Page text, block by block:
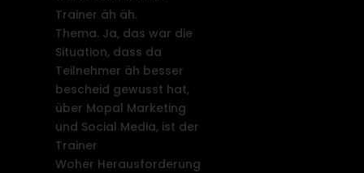
Trainer äh äh.
Thema. Ja, das war die
Situation, dass da
Teilnehmer äh besser
bescheid gewusst hat,
über Mopal Marketing
und Social Media, ist der
Trainer
Woher Herausforderung